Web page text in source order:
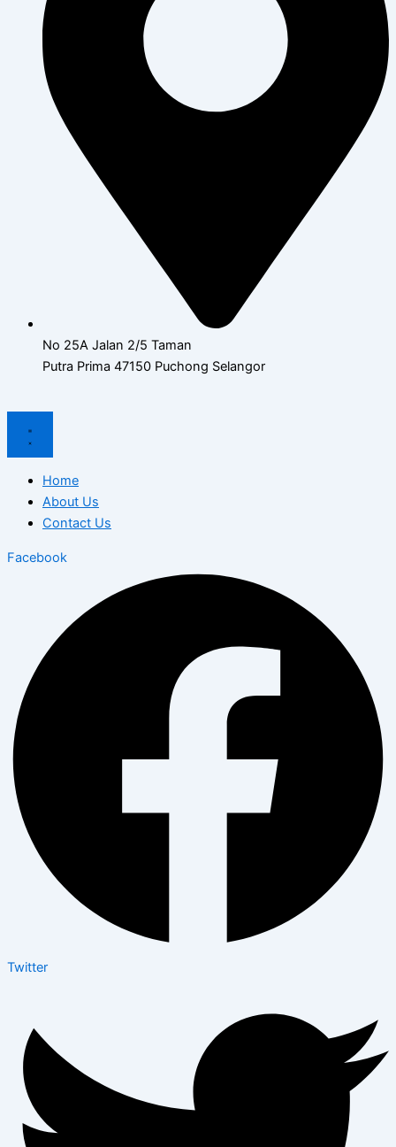
No 25A Jalan 2/5 Taman
Putra Prima 47150 Puchong Selangor
Home
About Us
Contact Us
Facebook
Twitter